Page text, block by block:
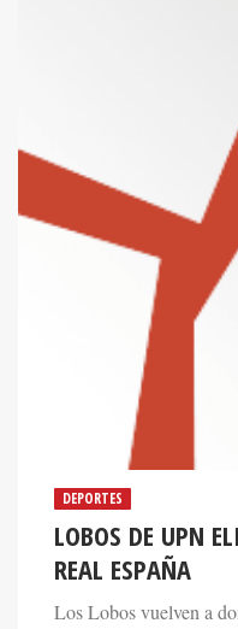
DEPORTES
LOBOS DE UPN
REAL ESPAÑA
Los Lobos vuelven a